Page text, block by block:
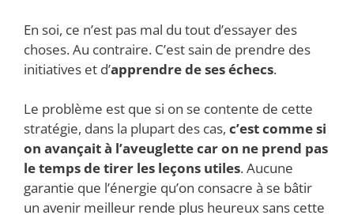
En soi, ce n’est pas mal du tout d’essayer des
choses. Au contraire. C’est sain de prendre des
initiatives et d’apprendre de ses échecs.
Le problème est que si on se contente de cette
stratégie, dans la plupart des cas, c’est comme si
on avançait à l’aveuglette car on ne prend pas
le temps de tirer les leçons utiles. Aucune
garantie que l’énergie qu’on consacre à se bâtir
un avenir meilleur rende plus heureux sans cette